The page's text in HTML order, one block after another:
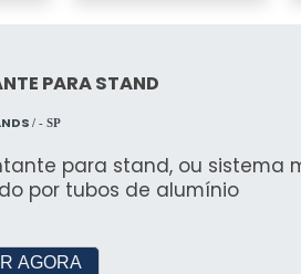
LOCAÇÃO
de Bruxa
das tendas, incluindo o
PARA STAND
/ - SP
para stand, ou sistema
por tubos de alumínio
AGORA